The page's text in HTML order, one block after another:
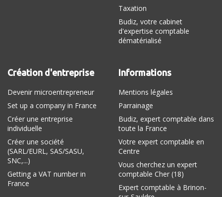
Taxation
Budiz, votre cabinet
d'expertise comptable
dématérialisé
Création d'entreprise
Devenir microentrepreneur
Set up a company in France
Créer une entreprise
individuelle
Créer une société
(SARL/EURL, SAS/SASU,
SNC,...)
Getting a VAT number in
France
Informations
Mentions légales
Parrainage
Budiz, expert comptable dans
toute la France
Votre expert comptable en
Centre
Vous cherchez un expert
comptable Cher (18)
Expert comptable à Brinon-